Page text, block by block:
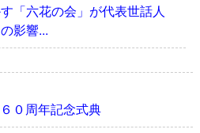
「六花の会」が代表世話人
影響...
０周年記念式典